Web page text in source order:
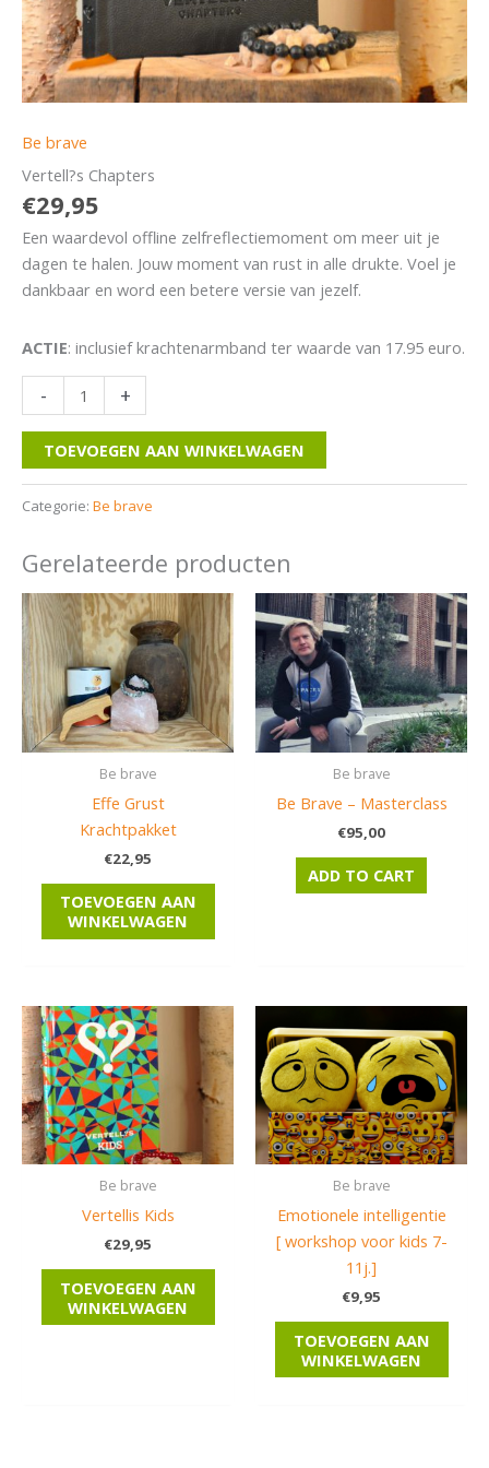
Be brave
Vertell?s Chapters
€29,95
Een waardevol offline zelfreflectiemoment om meer uit je
dagen te halen. Jouw moment van rust in alle drukte. Voel je
dankbaar en word een betere versie van jezelf.
ACTIE: inclusief krachtenarmband ter waarde van 17.95 euro.
-
s
Chapters
aantal
+
TOEVOEGEN AAN WINKELWAGEN
Categorie: Be brave
Gerelateerde producten
Be brave
Effe Grust
Krachtpakket
€22,95
TOEVOEGEN AAN
WINKELWAGEN
Be brave
Be Brave – Masterclass
€95,00
ADD TO CART
Be brave
Vertellis Kids
€29,95
TOEVOEGEN AAN
WINKELWAGEN
Be brave
Emotionele intelligentie
[ workshop voor kids 7-
11j.]
€9,95
TOEVOEGEN AAN
WINKELWAGEN